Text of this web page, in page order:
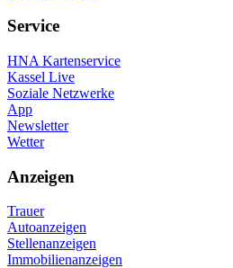
Service
HNA Kartenservice
Kassel Live
Soziale Netzwerke
App
Newsletter
Wetter
Anzeigen
Trauer
Autoanzeigen
Stellenanzeigen
Immobilienanzeigen